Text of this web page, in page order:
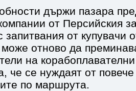
държи пазара
от Персийския
запитвания от купувачи
може отново да
на
че се нуждаят от
по маршрута.